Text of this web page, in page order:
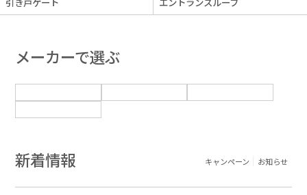
メーカーで選ぶ
新着情報 キャンペーン お知らせ